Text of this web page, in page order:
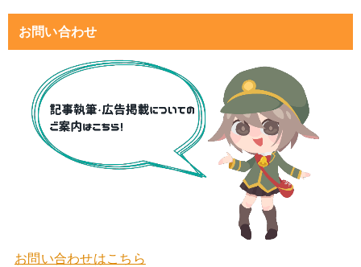
お問い合わせ
お問い合わせはこちら